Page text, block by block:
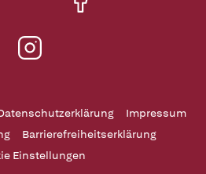
Impressum
Barrierefreiheitserklärung
Einstellungen